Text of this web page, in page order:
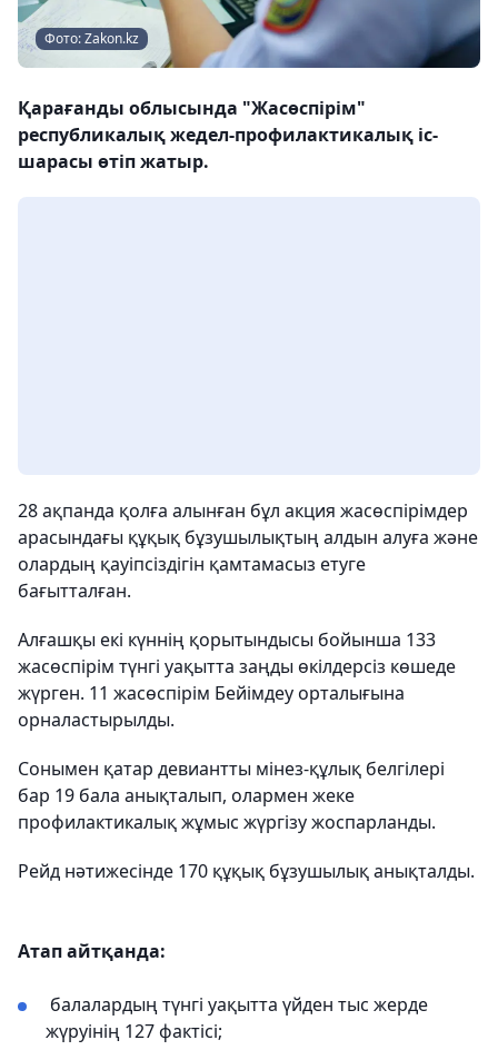
Фото: Zakon.kz
Қарағанды облысында "Жасөспірім"
республикалық жедел-профилактикалық іс-
шарасы өтіп жатыр.
28 ақпанда қолға алынған бұл акция жасөспірімдер
арасындағы құқық бұзушылықтың алдын алуға және
олардың қауіпсіздігін қамтамасыз етуге
бағытталған.
Алғашқы екі күннің қорытындысы бойынша 133
жасөспірім түнгі уақытта заңды өкілдерсіз көшеде
жүрген. 11 жасөспірім Бейімдеу орталығына
орналастырылды.
Сонымен қатар девиантты мінез-құлық белгілері
бар 19 бала анықталып, олармен жеке
профилактикалық жұмыс жүргізу жоспарланды.
Рейд нәтижесінде 170 құқық бұзушылық анықталды.
Атап айтқанда:
балалардың түнгі уақытта үйден тыс жерде
жүруінің 127 фактісі;